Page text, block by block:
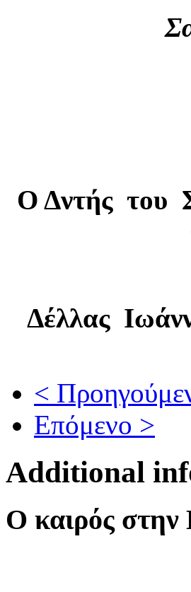
Ο Δντής του
Δέλλας
<
Επόμενο >
Additional
Ο καιρός στην